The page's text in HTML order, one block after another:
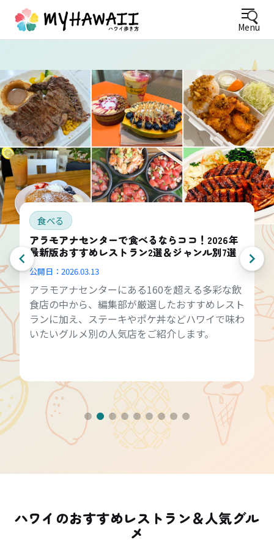
Menu
食べる
アラモアナセンターで食べるならココ！2026年
最新版おすすめレストラン2選＆ジャンル別7選
公開日： 2026.03.13
アラモアナセンターにある160を超える多彩な飲
食店の中から、編集部が厳選したおすすめレスト
ランに加え、ステーキやポケ丼などハワイで味わ
いたいグルメ別の人気店をご紹介します。
ハワイのおすすめレストラン＆人気グル
メ